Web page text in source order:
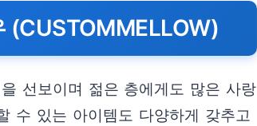
(CUSTOMMELLOW)
선보이며 젊은 층에게도 많은 사랑
수 있는 아이템도 다양하게 갖추고